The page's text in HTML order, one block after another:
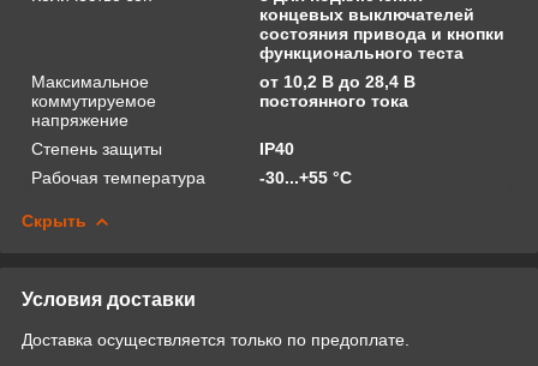
концевых выключателей
состояния привода и кнопки
функционального теста
Максимальное
коммутируемое
напряжение
от 10,2 В до 28,4 В
постоянного тока
Степень защиты
IP40
Рабочая температура
-30...+55 °С
Скрыть
Условия доставки
Доставка осуществляется только по предоплате.